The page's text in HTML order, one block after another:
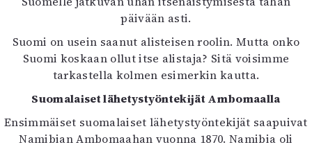
Lehdet
4/2026
2–3/2026
1/2026
6/2025
5/2025 saame
5/2025
Lehtiarkisto
päivään asti.
Suomi on usein saanut alisteisen roolin. Mutta onko
Suomi koskaan ollut itse alistaja? Sitä voisimme
tarkastella kolmen esimerkin kautta.
Suomalaiset lähetystyöntekijät Ambomaalla
Ensimmäiset suomalaiset lähetystyöntekijät saapuivat
Namibian Ambomaahan vuonna 1870. Namibia oli